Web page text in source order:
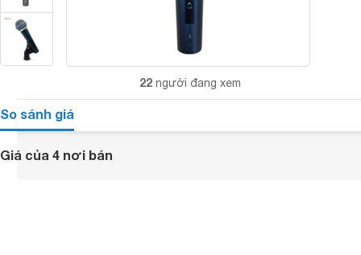
22 người đang xem
So sánh giá
Giá của 4 nơi bán